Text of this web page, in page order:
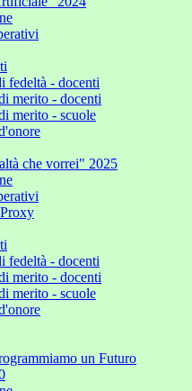
fedeltà - docenti
merito - docenti
merito - scuole
che vorrei" 2025
fedeltà - docenti
merito - docenti
merito - scuole
un Futuro